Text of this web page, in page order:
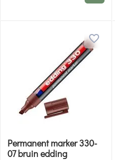
Permanent marker 330-
07 bruin edding